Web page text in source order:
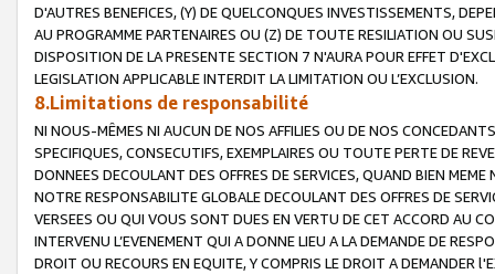
D'AUTRES BENEFICES, (Y) DE QUELCONQUES INVESTISSEMENTS,
AU PROGRAMME PARTENAIRES OU (Z) DE TOUTE RESILIATION OU
DISPOSITION DE LA PRESENTE SECTION 7 N'AURA POUR EFFET
LEGISLATION APPLICABLE INTERDIT LA LIMITATION OU L’EXCLUSION.
8.Limitations de responsabilité
NI NOUS-MÊMES NI AUCUN DE NOS AFFILIES OU DE NOS
SPECIFIQUES, CONSECUTIFS, EXEMPLAIRES OU TOUTE PERTE DE
DONNEES DECOULANT DES OFFRES DE SERVICES, QUAND BIEN
NOTRE RESPONSABILITE GLOBALE DECOULANT DES OFFRES DE
VERSEES OU QUI VOUS SONT DUES EN VERTU DE CET ACCORD AU
INTERVENU L’EVENEMENT QUI A DONNE LIEU A LA DEMANDE DE
DROIT OU RECOURS EN EQUITE, Y COMPRIS LE DROIT A DEMANDER